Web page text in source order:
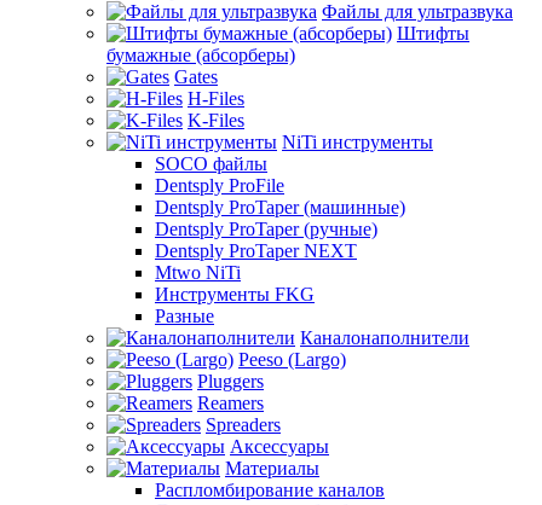
Файлы для ультразвука
Штифты
бумажные (абсорберы)
Gates
H-Files
K-Files
NiTi инструменты
SOCO файлы
Dentsply ProFile
Dentsply ProTaper (машинные)
Dentsply ProTaper (ручные)
Dentsply ProTaper NEXT
Mtwo NiTi
Инструменты FKG
Разные
Каналонаполнители
Peeso (Largo)
Pluggers
Reamers
Spreaders
Аксессуары
Материалы
Распломбирование каналов